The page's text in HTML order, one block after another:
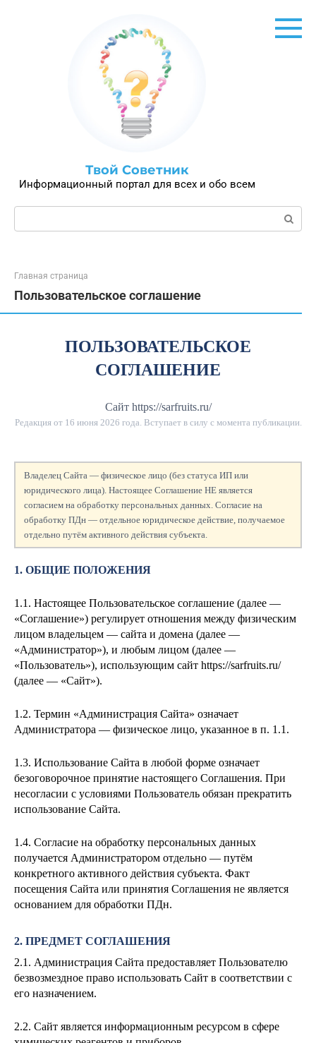
Твой Советник
Информационный портал для всех и обо всем
Поиск:
Главная страница
Пользовательское соглашение
ПОЛЬЗОВАТЕЛЬСКОЕ
СОГЛАШЕНИЕ
Сайт https://sarfruits.ru/
Редакция от 16 июня 2026 года. Вступает в силу с момента публикации.
Владелец Сайта — физическое лицо (без статуса ИП или
юридического лица). Настоящее Соглашение НЕ является
согласием на обработку персональных данных. Согласие на
обработку ПДн — отдельное юридическое действие, получаемое
отдельно путём активного действия субъекта.
1. ОБЩИЕ ПОЛОЖЕНИЯ
1.1. Настоящее Пользовательское соглашение (далее —
«Соглашение») регулирует отношения между физическим
лицом владельцем — сайта и домена (далее —
«Администратор»), и любым лицом (далее —
«Пользователь»), использующим сайт https://sarfruits.ru/
(далее — «Сайт»).
1.2. Термин «Администрация Сайта» означает
Администратора — физическое лицо, указанное в п. 1.1.
1.3. Использование Сайта в любой форме означает
безоговорочное принятие настоящего Соглашения. При
несогласии с условиями Пользователь обязан прекратить
использование Сайта.
1.4. Согласие на обработку персональных данных
получается Администратором отдельно — путём
конкретного активного действия субъекта. Факт
посещения Сайта или принятия Соглашения не является
основанием для обработки ПДн.
2. ПРЕДМЕТ СОГЛАШЕНИЯ
2.1. Администрация Сайта предоставляет Пользователю
безвозмездное право использовать Сайт в соответствии с
его назначением.
2.2. Сайт является информационным ресурсом в сфере